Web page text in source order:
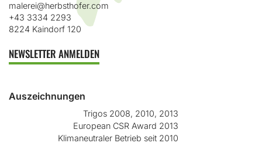
malerei@herbsthofer.com
+43 3334 2293
8224 Kaindorf 120
NEWSLETTER ANMELDEN
Auszeichnungen
Trigos 2008, 2010, 2013
European CSR Award 2013
Klimaneutraler Betrieb seit 2010